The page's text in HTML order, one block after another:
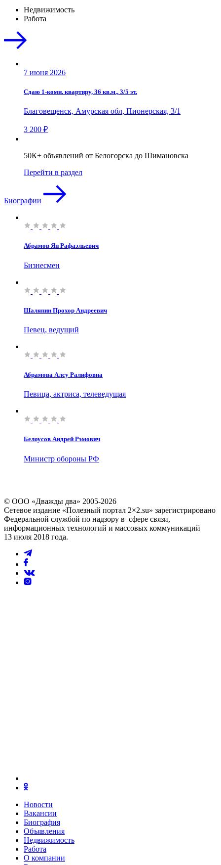
Недвижимость
Работа
7 июня 2026
Сдаю 1-комн. квартиру, 36 кв.м., 3/5 эт.
Благовещенск, Амурская обл, Пионерская, 3/1
3 200 ₽
50К+ объявлений от Белогорска до Шимановска
Перейти в раздел
Биографии
Абрамов Ян Рафаэльевич
Бизнесмен
Шаляпин Прохор Андреевич
Певец, ведущий
Абрамова Алсу Ралифовна
Певица, актриса, телеведущая
Белоусов Андрей Рэмович
Министр обороны РФ
© ООО «Дважды два» 2005-2026
Сетевое издание «Полезный портал 2×2.su» зарегистрировано
Федеральной службой по надзору в сфере связи,
информационных технологий и массовых коммуникаций
13 июля 2018 года.
Новости
Вакансии
Биография
Объявления
Недвижимость
Работа
О компании